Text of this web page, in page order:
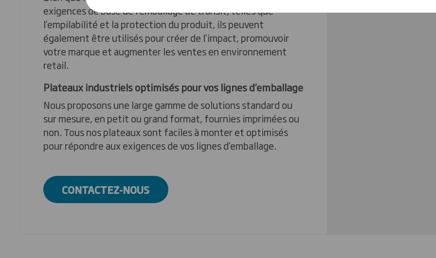
exigences de base de l’emballage de transit, telles que
l’empilabilité et la protection du produit, ils peuvent
également être utilisés pour créer de l’impact, promouvoir
votre marque et augmenter les ventes en environnement
retail.
Plateaux industriels optimisés pour vos lignes d’emballage
Nous proposons une large gamme de solutions standard ou
sur mesure, en petit ou grand format, fournies imprimées ou
non. Tous nos plateaux sont faciles à monter et optimisés
pour répondre aux exigences de vos lignes d’emballage.
CONTACTEZ-NOUS